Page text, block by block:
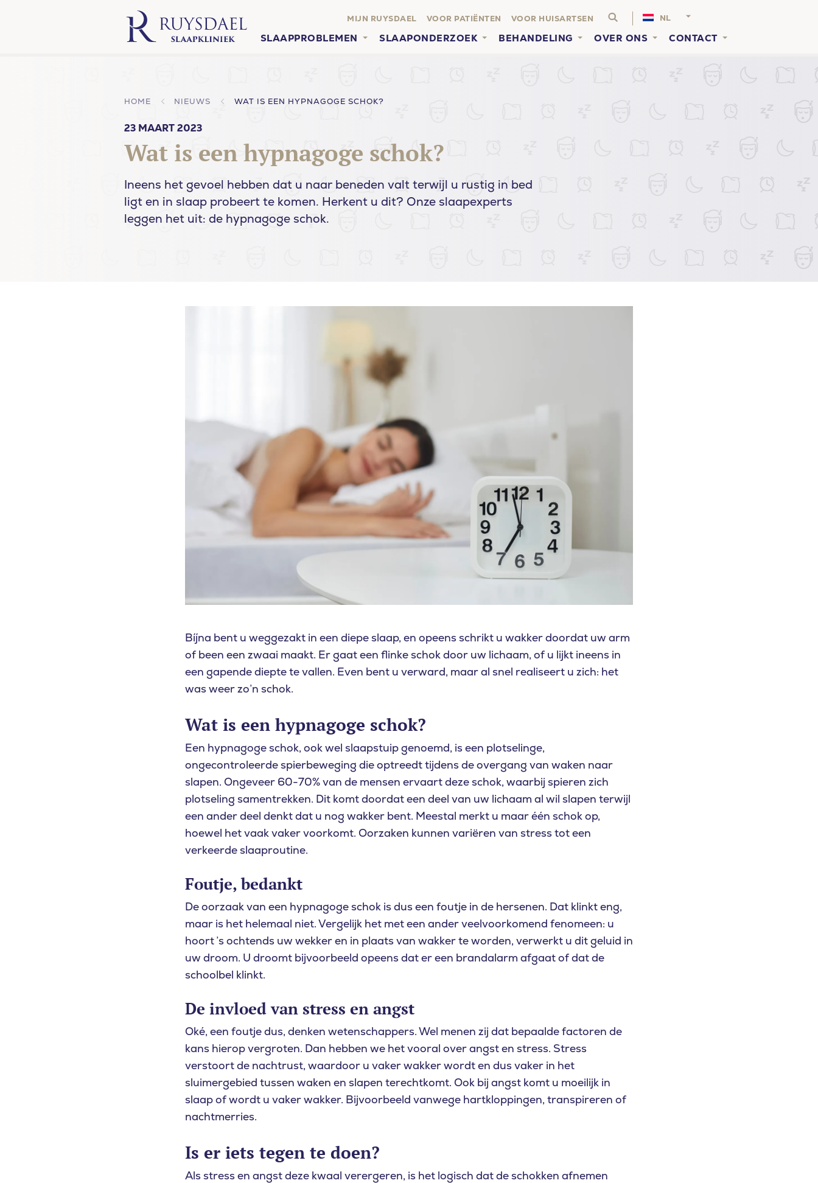
MIJN RUYSDAEL VOOR PATIËNTEN VOOR HUISARTSEN NL
SLAAPPROBLEMEN SLAAPONDERZOEK BEHANDELING OVER ONS CONTACT
Waar bent u naar op zoek
HOME NIEUWS WAT IS EEN HYPNAGOGE SCHOK?
23 MAART 2023
Wat is een hypnagoge schok?
Ineens het gevoel hebben dat u naar beneden valt terwijl u rustig in bed
ligt en in slaap probeert te komen. Herkent u dit? Onze slaapexperts
leggen het uit: de hypnagoge schok.
Bíjna bent u weggezakt in een diepe slaap, en opeens schrikt u wakker doordat uw arm
of been een zwaai maakt. Er gaat een flinke schok door uw lichaam, of u lijkt ineens in
een gapende diepte te vallen. Even bent u verward, maar al snel realiseert u zich: het
was weer zo’n schok.
Wat is een hypnagoge schok?
Een hypnagoge schok, ook wel slaapstuip genoemd, is een plotselinge,
ongecontroleerde spierbeweging die optreedt tijdens de overgang van waken naar
slapen. Ongeveer 60-70% van de mensen ervaart deze schok, waarbij spieren zich
plotseling samentrekken. Dit komt doordat een deel van uw lichaam al wil slapen terwijl
een ander deel denkt dat u nog wakker bent. Meestal merkt u maar één schok op,
hoewel het vaak vaker voorkomt. Oorzaken kunnen variëren van stress tot een
verkeerde slaaproutine.
Foutje, bedankt
De oorzaak van een hypnagoge schok is dus een foutje in de hersenen. Dat klinkt eng,
maar is het helemaal niet. Vergelijk het met een ander veelvoorkomend fenomeen: u
hoort ’s ochtends uw wekker en in plaats van wakker te worden, verwerkt u dit geluid in
uw droom. U droomt bijvoorbeeld opeens dat er een brandalarm afgaat of dat de
schoolbel klinkt.
De invloed van stress en angst
Oké, een foutje dus, denken wetenschappers. Wel menen zij dat bepaalde factoren de
kans hierop vergroten. Dan hebben we het vooral over angst en stress. Stress
verstoort de nachtrust, waardoor u vaker wakker wordt en dus vaker in het
sluimergebied tussen waken en slapen terechtkomt. Ook bij angst komt u moeilijk in
slaap of wordt u vaker wakker. Bijvoorbeeld vanwege hartkloppingen, transpireren of
nachtmerries.
Is er iets tegen te doen?
Als stress en angst deze kwaal verergeren, is het logisch dat de schokken afnemen